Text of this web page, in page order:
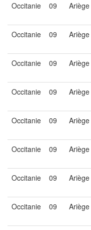
Occitanie 09 Ariège
Occitanie 09 Ariège
Occitanie 09 Ariège
Occitanie 09 Ariège
Occitanie 09 Ariège
Occitanie 09 Ariège
Occitanie 09 Ariège
Occitanie 09 Ariège